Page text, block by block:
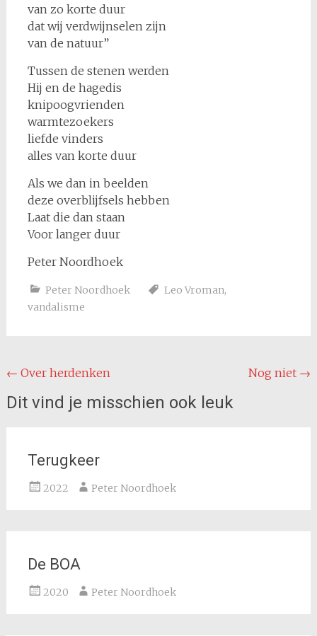
van zo korte duur
dat wij verdwijnselen zijn
van de natuur”
Tussen de stenen werden
Hij en de hagedis
knipoogvrienden
warmtezoekers
liefde vinders
alles van korte duur
Als we dan in beelden
deze overblijfsels hebben
Laat die dan staan
Voor langer duur
Peter Noordhoek
Peter Noordhoek Leo Vroman,
vandalisme
Bericht
navigatie
← Over herdenken Nog niet →
Dit vind je misschien ook leuk
Terugkeer
2022 Peter Noordhoek
De BOA
2020 Peter Noordhoek